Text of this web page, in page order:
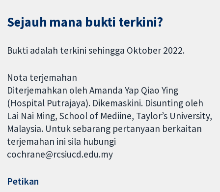
Sejauh mana bukti terkini?
Bukti adalah terkini sehingga Oktober 2022.
Nota terjemahan
Diterjemahkan oleh Amanda Yap Qiao Ying
(Hospital Putrajaya). Dikemaskini. Disunting oleh
Lai Nai Ming, School of Mediine, Taylor’s University,
Malaysia. Untuk sebarang pertanyaan berkaitan
terjemahan ini sila hubungi
cochrane@rcsiucd.edu.my
Petikan